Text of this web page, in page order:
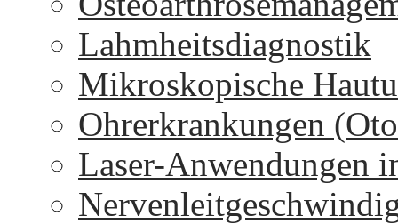
Lahmheitsdiagnostik
Mikroskopische
Ohrerkrankungen
Laser-Anwendungen